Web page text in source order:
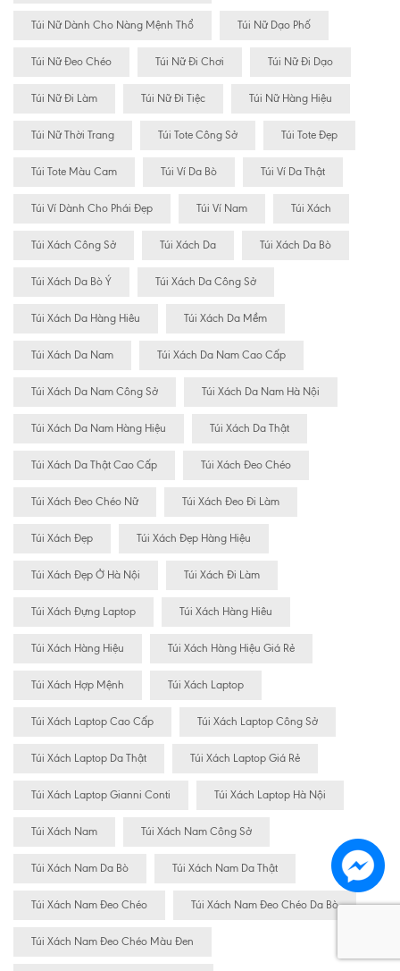
Túi Nữ Dành Cho Nàng Mệnh Thổ Túi Nữ Dạo Phố
Túi Nữ Đeo Chéo Túi Nữ Đi Chơi Túi Nữ Đi Dạo
Túi Nữ Đi Làm Túi Nữ Đi Tiệc Túi Nữ Hàng Hiệu
Túi Nữ Thời Trang Túi Tote Công Sở Túi Tote Đẹp
Túi Tote Màu Cam Túi Ví Da Bò Túi Ví Da Thật
Túi Ví Dành Cho Phái Đẹp Túi Ví Nam Túi Xách
Túi Xách Công Sở Túi Xách Da Túi Xách Da Bò
Túi Xách Da Bò Ý Túi Xách Da Công Sở
Túi Xách Da Hàng Hiêu Túi Xách Da Mềm
Túi Xách Da Nam Túi Xách Da Nam Cao Cấp
Túi Xách Da Nam Công Sở Túi Xách Da Nam Hà Nội
Túi Xách Da Nam Hàng Hiệu Túi Xách Da Thật
Túi Xách Da Thật Cao Cấp Túi Xách Đeo Chéo
Túi Xách Đeo Chéo Nữ Túi Xách Đeo Đi Làm
Túi Xách Đẹp Túi Xách Đẹp Hàng Hiệu
Túi Xách Đẹp Ở Hà Nội Túi Xách Đi Làm
Túi Xách Đựng Laptop Túi Xách Hàng Hiêu
Túi Xách Hàng Hiệu Túi Xách Hàng Hiệu Giá Rẻ
Túi Xách Hợp Mệnh Túi Xách Laptop
Túi Xách Laptop Cao Cấp Túi Xách Laptop Công Sở
Túi Xách Laptop Da Thật Túi Xách Laptop Giá Rẻ
Túi Xách Laptop Gianni Conti Túi Xách Laptop Hà Nội
Túi Xách Nam Túi Xách Nam Công Sở
Túi Xách Nam Da Bò Túi Xách Nam Da Thật
Túi Xách Nam Đeo Chéo Túi Xách Nam Đeo Chéo Da Bò
Túi Xách Nam Đeo Chéo Màu Đen